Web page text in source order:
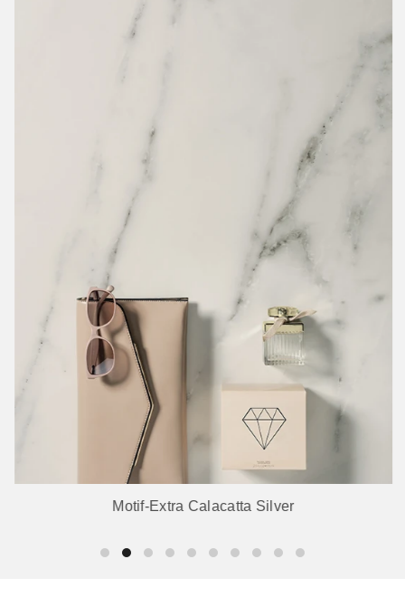
Motif-Extra Calacatta Silver